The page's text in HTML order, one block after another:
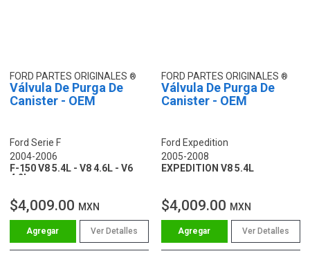
FORD PARTES ORIGINALES
Válvula De Purga De
Canister - OEM
Ford Serie F
2004-2006
F-150 V8 5.4L - V8 4.6L - V6
4.2L
$4,009.00 MXN
Ver Detalles
FORD PARTES ORIGINALES
Válvula De Purga De
Canister - OEM
Ford Expedition
2005-2008
EXPEDITION V8 5.4L
$4,009.00 MXN
Ver Detalles